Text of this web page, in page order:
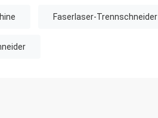
Faserlaser-Trennschneider